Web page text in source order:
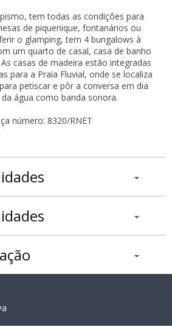
tem todas as condições para
de piquenique, fontanários ou
o glamping, tem 4 bungalows à
um quarto de casal, casa de banho
casas de madeira estão integradas
para a Praia Fluvial, onde se localiza
petiscar e pôr a conversa em dia
água como banda sonora.
número: 8320/RNET